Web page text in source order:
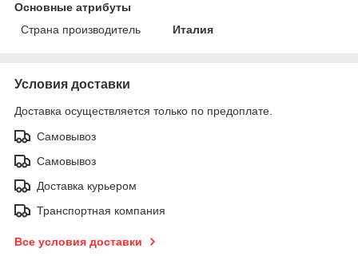
Основные атрибуты
Страна производитель
Италия
Условия доставки
Доставка осуществляется только по предоплате.
Самовывоз
Самовывоз
Доставка курьером
Транспортная компания
Все условия доставки